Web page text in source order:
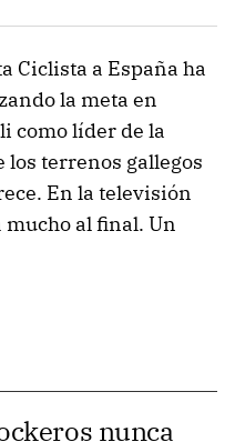
Ciclista a España ha
la meta en
como líder de la
los terrenos gallegos
En la televisión
al final. Un
nunca